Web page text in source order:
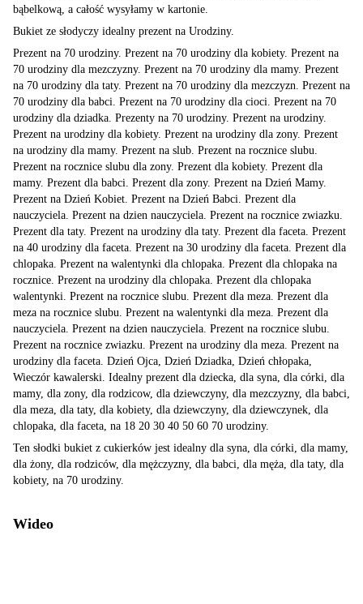
bąbelkową, a całość wysyłamy w kartonie.
Bukiet ze słodyczy idealny prezent na Urodziny.
Prezent na 70 urodziny. Prezent na 70 urodziny dla kobiety. Prezent na
70 urodziny dla mezczyzny. Prezent na 70 urodziny dla mamy. Prezent
na 70 urodziny dla taty. Prezent na 70 urodziny dla mezczyzn. Prezent na
70 urodziny dla babci. Prezent na 70 urodziny dla cioci. Prezent na 70
urodziny dla dziadka. Prezenty na 70 urodziny. Prezent na urodziny.
Prezent na urodziny dla kobiety. Prezent na urodziny dla zony. Prezent
na urodziny dla mamy. Prezent na slub. Prezent na rocznice slubu.
Prezent na rocznice slubu dla zony. Prezent dla kobiety. Prezent dla
mamy. Prezent dla babci. Prezent dla zony. Prezent na Dzień Mamy.
Prezent na Dzień Kobiet. Prezent na Dzień Babci. Prezent dla
nauczyciela. Prezent na dzien nauczyciela. Prezent na rocznice zwiazku.
Prezent dla taty. Prezent na urodziny dla taty. Prezent dla faceta. Prezent
na 40 urodziny dla faceta. Prezent na 30 urodziny dla faceta. Prezent dla
chlopaka. Prezent na walentynki dla chlopaka. Prezent dla chlopaka na
rocznice. Prezent na urodziny dla chlopaka. Prezent dla chlopaka
walentynki. Prezent na rocznice slubu. Prezent dla meza. Prezent dla
meza na rocznice slubu. Prezent na walentynki dla meza. Prezent dla
nauczyciela. Prezent na dzien nauczyciela. Prezent na rocznice slubu.
Prezent na rocznice zwiazku. Prezent na urodziny dla meza. Prezent na
urodziny dla faceta. Dzień Ojca, Dzień Dziadka, Dzień chłopaka,
Wieczór kawalerski. Idealny prezent dla dziecka, dla syna, dla córki, dla
mamy, dla zony, dla rodzicow, dla dziewczyny, dla mezczyzny, dla babci,
dla meza, dla taty, dla kobiety, dla dziewczyny, dla dziewczynek, dla
chlopaka, dla faceta, na 18 20 30 40 50 60 70 urodziny.
Ten słodki bukiet z cukierków jest idealny dla syna, dla córki, dla mamy,
dla żony, dla rodziców, dla mężczyzny, dla babci, dla męża, dla taty, dla
kobiety, na 70 urodziny.
Wideo